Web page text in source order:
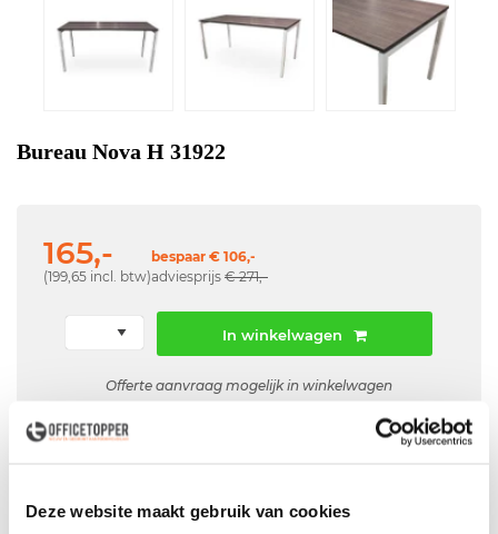
Deze website maakt gebruik van cookies
Bureau Nova H 31922
165,-
(199,65 incl. btw)
bespaar € 106,-
adviesprijs € 271,-
In winkelwagen
Offerte aanvraag mogelijk in winkelwagen
Niet leverbaar